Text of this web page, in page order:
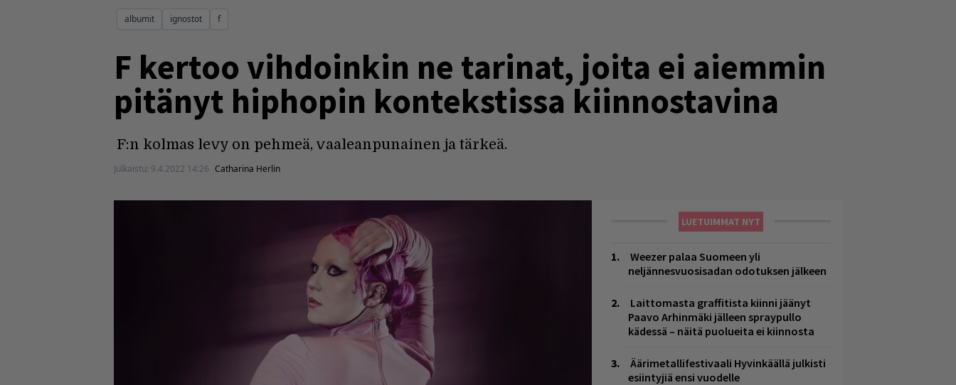
albumit ignostot f
F kertoo vihdoinkin ne tarinat, joita ei aiemmin
pitänyt hiphopin kontekstissa kiinnostavina
F:n kolmas levy on pehmeä, vaaleanpunainen ja tärkeä.
Julkaistu: 9.4.2022 14:26 Catharina Herlin
LUETUIMMAT NYT
Weezer palaa Suomeen yli
neljännesvuosisadan odotuksen jälkeen
Laittomasta graffitista kiinni jäänyt
Paavo Arhinmäki jälleen spraypullo
kädessä – näitä puolueita ei kiinnosta
Äärimetallifestivaali Hyvinkäällä julkisti
esiintyjiä ensi vuodelle